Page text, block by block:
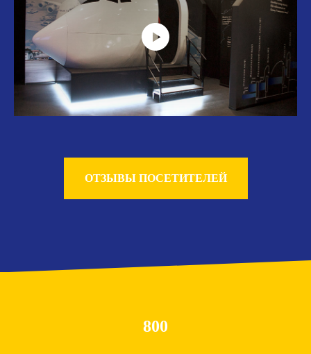
ОТЗЫВЫ ПОСЕТИТЕЛЕЙ
800